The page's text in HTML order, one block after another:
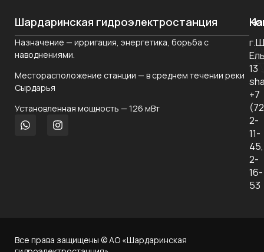
Шардаринская гидроэлектростанция
Назначение — ирригация, энергетика, борьба с
наводнениями.
Месторасположение станции — в среднем течении реки
Сырдарья
Установленная мощность — 126 мВт
О
13
+7
2-
11-
45,
2-
16-
53
Все права защищены © АО «Шардаринская